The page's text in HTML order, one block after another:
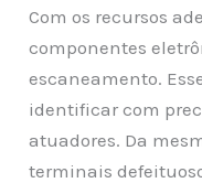
Com os recursos
componentes
escaneamento.
identificar com
atuadores. Da
terminais